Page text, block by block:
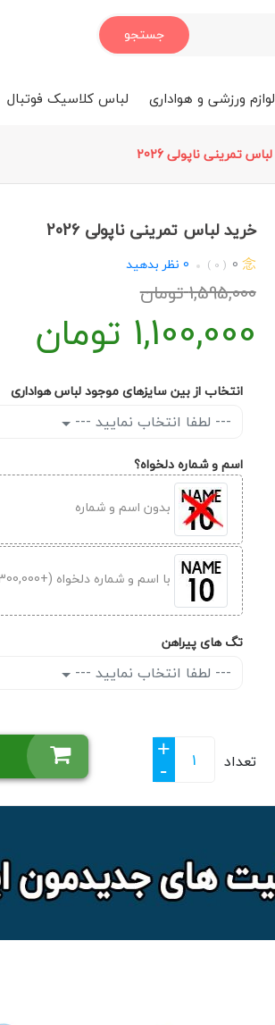
جستجو
لوازم ورزشی و هواداری لباس کلاسیک فوتبال
لباس تمرینی ناپولی 2026
خرید لباس تمرینی ناپولی 2026
0
( 0 )
0 نظر بدهید
1,595,000تومان
1,100,000 تومان
انتخاب از بین سایزهای موجود لباس هواداری
--- لطفا انتخاب نمایید ---
اسم و شماره دلخواه؟
بدون اسم و شماره
با اسم و شماره دلخواه (+300,000 تومان)
تگ های پیراهن
--- لطفا انتخاب نمایید ---
تعداد
+
-